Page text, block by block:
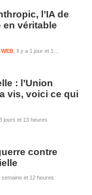
l’IA de
en véritable
Il y a 1 jour et 13 heures
WEB
: l’Union
vis, voici ce qui
3 jours et 13 heures
contre
semaine et 12 heures